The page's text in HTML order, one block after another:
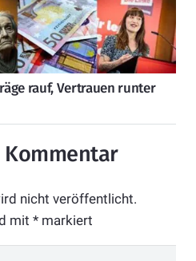
rauf, Vertrauen runter
Kommentar
nicht veröffentlicht.
mit *markiert